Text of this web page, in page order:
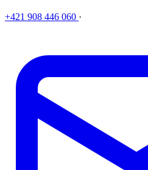
+421 908 446 060 ·